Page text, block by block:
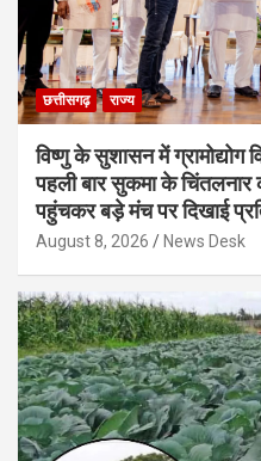
छत्तीसगढ़ राज्य
विष्णु के सुशासन में ग्रामोद्योग
पहली बार सुकमा के चिंतलनार
पहुंचकर बड़े मंच पर दिखाई
August 8, 2026 News Desk